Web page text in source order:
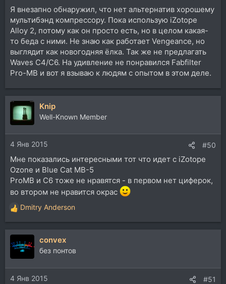
Я внезапно обнаружил, что нет альтернатив хорошему
мультибэнд компрессору. Пока использую iZotope
Alloy 2, потому как он просто есть, но в целом какая-
то беда с ними. Не знаю как работает Vengeance, но
выглядит как новогодняя ёлка. Так же не предлагать
Waves C4/C6. На удивление не понравился Fabfilter
Pro-MB и вот я взываю к людям с опытом в этом деле.
Knip
Well-Known Member
4 Янв 2015 #50
Мне показались интересными тот что идет с iZotope
Ozone и Blue Cat MB-5
ProMB и С6 тоже не нравятся - в первом нет циферок,
во втором не нравится окрас
Р
е
а
ц
и
и
:
Dmitry Anderson
convex
без понтов
4 Янв 2015 #51